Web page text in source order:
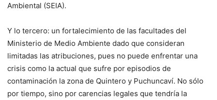
Ambiental (SEIA).
Y lo tercero: un fortalecimiento de las facultades del
Ministerio de Medio Ambiente dado que consideran
limitadas las atribuciones, pues no puede enfrentar una
crisis como la actual que sufre por episodios de
contaminación la zona de Quintero y Puchuncaví. No sólo
por tiempo, sino por carencias legales que tendría la